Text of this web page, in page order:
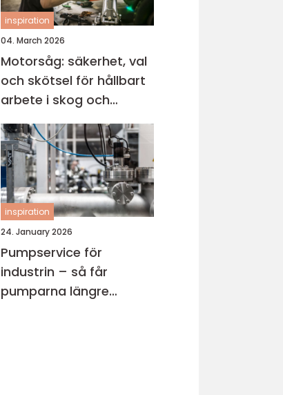
inspiration
04. March 2026
Motorsåg: säkerhet, val
och skötsel för hållbart
arbete i skog och
trädgård
inspiration
24. January 2026
Pumpservice för
industrin – så får
pumparna längre